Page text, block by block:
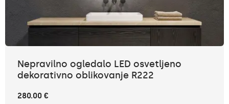
Nepravilno ogledalo LED osvetljeno
dekorativno oblikovanje R222
280.00 €